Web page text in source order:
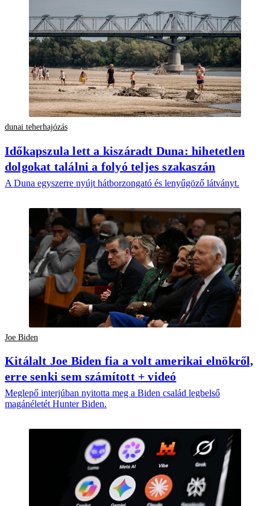
dunai teherhajózás
Időkapszula lett a kiszáradt Duna: hihetetlen
dolgokat találni a folyó teljes szakaszán
A Duna egyszerre nyújt hátborzongató és lenyűgöző látványt.
Joe Biden
Kitálalt Joe Biden fia a volt amerikai elnökről,
erre senki sem számított + videó
Meglepő interjúban nyitotta meg a Biden család legbelső
magánéletét Hunter Biden.